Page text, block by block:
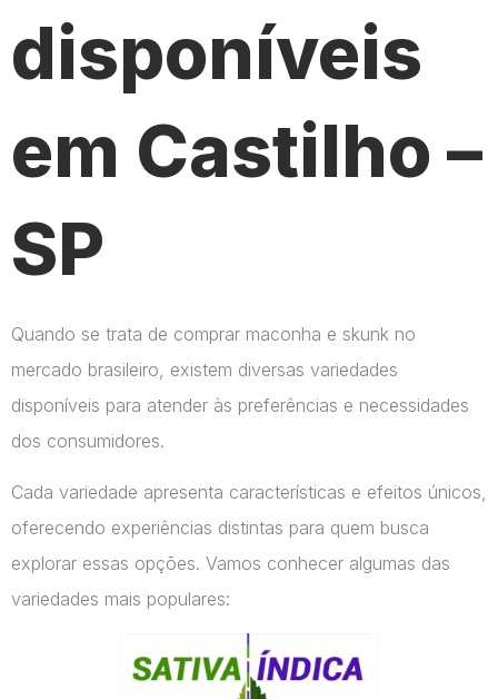
disponíveis
em Castilho –
SP
Quando se trata de comprar maconha e skunk no
mercado brasileiro, existem diversas variedades
disponíveis para atender às preferências e necessidades
dos consumidores.
Cada variedade apresenta características e efeitos únicos,
oferecendo experiências distintas para quem busca
explorar essas opções. Vamos conhecer algumas das
variedades mais populares: